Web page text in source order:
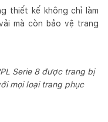
thiết kế không chỉ làm
mà còn bảo vệ trang
Serie 8 được trang bị
mọi loại trang phục